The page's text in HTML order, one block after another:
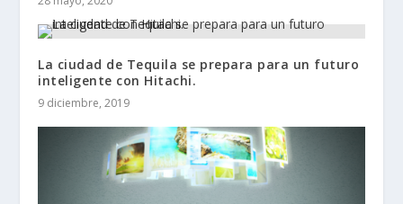
La ciudad de Tequila se prepara para un futuro
inteligente con Hitachi.
9 diciembre, 2019